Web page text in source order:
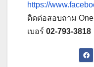
https://
ติดต่อสอบถาม
เบอร์ 02-793-3818